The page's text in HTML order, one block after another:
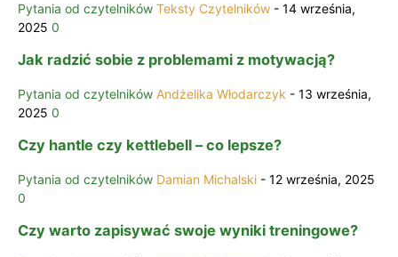
Pytania od czytelników Teksty Czytelników - 14 września,
2025 0
Jak radzić sobie z problemami z motywacją?
Pytania od czytelników Andżelika Włodarczyk - 13 września,
2025 0
Czy hantle czy kettlebell – co lepsze?
Pytania od czytelników Damian Michalski - 12 września, 2025
0
Czy warto zapisywać swoje wyniki treningowe?